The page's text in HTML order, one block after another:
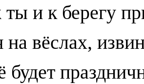
и к берегу
на вёслах,
будет